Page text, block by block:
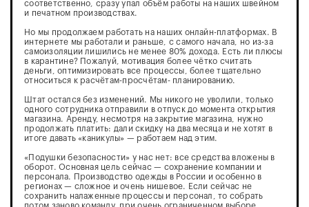
соответственно, сразу упал объём работы на наших швейном
и печатном производствах.
Но мы продолжаем работать на наших онлайн-платформах. В
интернете мы работали и раньше, с самого начала, но из-за
самоизоляции лишились не менее 80% дохода. Есть ли плюсы
в карантине? Пожалуй, мотивация более чётко считать
деньги, оптимизировать все процессы, более тщательно
относиться к расчётам-просчётам- планированию.
Штат остался без изменений. Мы никого не уволили, только
одного сотрудника отправили в отпуск до момента открытия
магазина. Аренду, несмотря на закрытие магазина, нужно
продолжать платить: дали скидку на два месяца и не хотят в
итоге давать «каникулы» — работаем над этим.
«Подушки безопасности» у нас нет: все средства вложены в
оборот. Основная цель сейчас — сохранение компании и
персонала. Производство одежды в России и особенно в
регионах — сложное и очень нишевое. Если сейчас не
сохранить налаженные процессы и персонал, то собрать